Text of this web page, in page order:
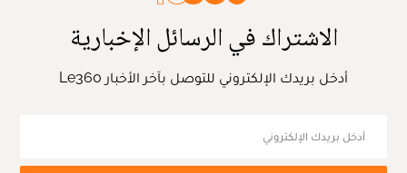
الاشتراك في الرسائل الإخبارية
أدخل بريدك الإلكتروني للتوصل بآخر الأخبار Le360